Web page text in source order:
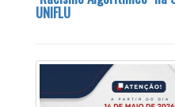
UNIFLU